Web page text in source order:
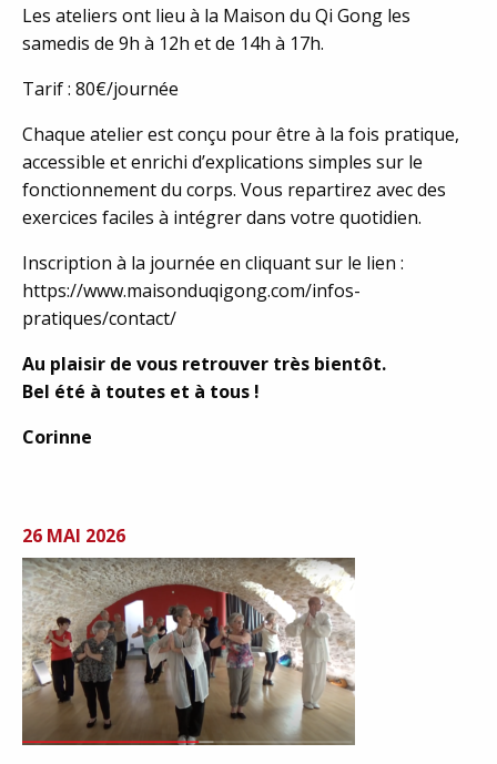
Les ateliers ont lieu à la Maison du Qi Gong les
samedis de 9h à 12h et de 14h à 17h.
Tarif : 80€/journée
Chaque atelier est conçu pour être à la fois pratique,
accessible et enrichi d’explications simples sur le
fonctionnement du corps. Vous repartirez avec des
exercices faciles à intégrer dans votre quotidien.
Inscription à la journée en cliquant sur le lien :
https://www.maisonduqigong.com/infos-
pratiques/contact/
Au plaisir de vous retrouver très bientôt.
Bel été à toutes et à tous !
Corinne
26 MAI 2026